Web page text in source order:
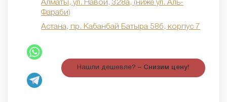
Алматы, ул. Навои, 328а, (ниже ул. Аль-
Фараби)
Астана, пр. Кабанбай Батыра 58б, корпус 7
Нашли дешевле? – Снизим цену!